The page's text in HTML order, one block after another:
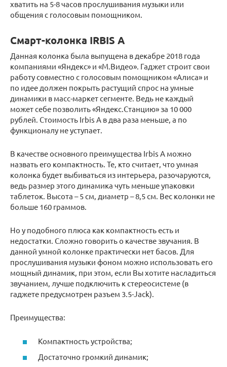
хватить на 5-8 часов прослушивания музыки или
общения с голосовым помощником.
Смарт-колонка IRBIS A
Данная колонка была выпущена в декабре 2018 года
компаниями «Яндекс» и «М.Видео». Гаджет строит свои
работу совместно с голосовым помощником «Алиса» и
по идее должен покрыть растущий спрос на умные
динамики в масс-маркет сегменте. Ведь не каждый
может себе позволить «Яндекс.Станцию» за 10 000
рублей. Стоимость Irbis A в два раза меньше, а по
функционалу не уступает.
В качестве основного преимущества Irbis A можно
назвать его компактность. Те, кто считает, что умная
колонка будет выбиваться из интерьера, разочаруются,
ведь размер этого динамика чуть меньше упаковки
таблеток. Высота – 5 см, диаметр – 8,5 см. Вес колонки не
больше 160 граммов.
Но у подобного плюса как компактность есть и
недостатки. Сложно говорить о качестве звучания. В
данной умной колонке практически нет басов. Для
прослушивания музыки фоном можно использовать его
мощный динамик, при этом, если Вы хотите насладиться
звучанием, лучше подключить к стереосистеме (в
гаджете предусмотрен разъем 3.5-Jack).
Преимущества:
Компактность устройства;
Достаточно громкий динамик;